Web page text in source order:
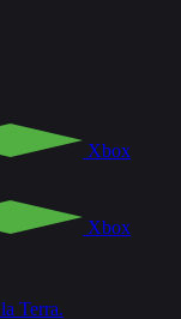
Xbox
Xbox